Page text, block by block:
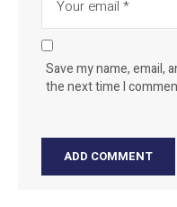
Save my name, email,
the next time I